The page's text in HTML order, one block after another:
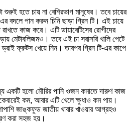
শুরুই হতে চায় না বেশিরভাগ মানুষের। তবে চায়ের
বদলে পান করুন চিনি ছাড়া গ্রিন টি। এই চায়ে
রাখতে কাজ করে। এটি ডায়াবেটিসের রোগীদের
মেটাবলিজমও। তবে এই চা সরাসরি খালি পেটে
ফ্রুটস খেয়ে নিন। তারপর গ্রিন টি-এর কাপে
একটি হলো মৌরির পানি ওজন কমাতে দারুণ কাজ
কম, আবার এটি খেলে ক্ষুধাও কম পায়।
জাঙ্কফুড জাতীয় খাবার খাওয়ার আগ্রহও
করা সহজ হয়।